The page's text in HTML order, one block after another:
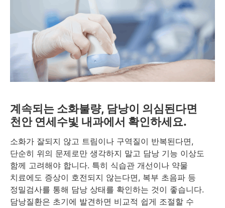
계속되는 소화불량, 담낭이 의심된다면
천안 연세수빛 내과에서 확인하세요.
소화가 잘되지 않고 트림이나 구역질이 반복된다면,
단순히 위의 문제로만 생각하지 말고 담낭 기능 이상도
함께 고려해야 합니다. 특히 식습관 개선이나 약물
치료에도 증상이 호전되지 않는다면, 복부 초음파 등
정밀검사를 통해 담낭 상태를 확인하는 것이 좋습니다.
담낭질환은 초기에 발견하면 비교적 쉽게 조절할 수